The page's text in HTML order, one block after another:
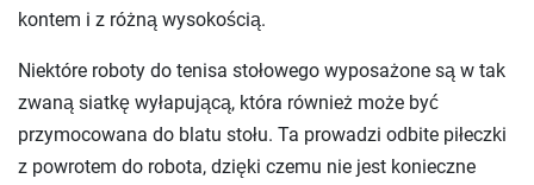
kontem i z różną wysokością.
Niektóre roboty do tenisa stołowego wyposażone są w tak
zwaną siatkę wyłapującą, która również może być
przymocowana do blatu stołu. Ta prowadzi odbite piłeczki
z powrotem do robota, dzięki czemu nie jest konieczne